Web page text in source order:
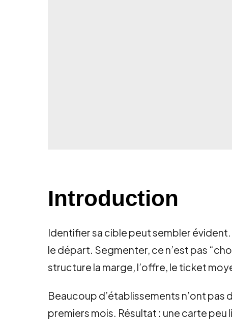
Introduction
Identifier sa cible peut sembler
le départ. Segmenter, ce n’est pas
structure la marge, l’offre, le ticket
Beaucoup d’établissements n’ont
premiers mois. Résultat : une carte